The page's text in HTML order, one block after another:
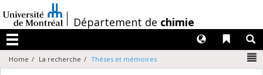
au
contenu
/Département de chimie
Menu
Liens
Langues
Home La recherche Thèses et mémoires